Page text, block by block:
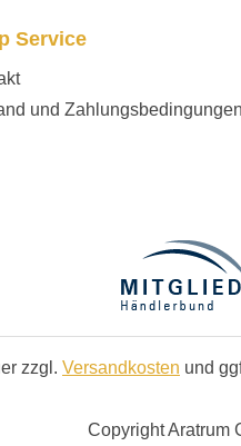
Service
und Zahlungsbedingungen
zzgl. Versandkosten und
Copyright Aratrum